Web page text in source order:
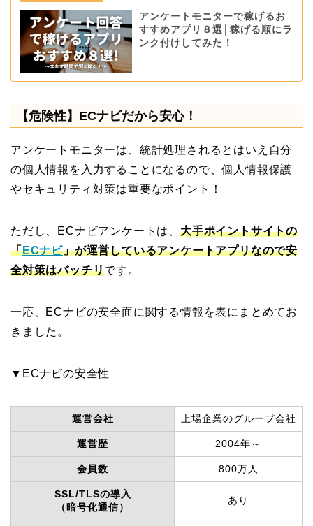
アンケートモニターで稼げるお
すすめアプリ８選│稼げる順にラ
ンク付けしてみた！
【危険性】ECナビだから安心！
アンケートモニターは、統計処理されるとはいえ自分
の個人情報を入力することになるので、個人情報保護
やセキュリティ対策は重要なポイント！
ただし、ECナビアンケートは、 大手ポイントサイトの
「ECナビ」が運営しているアンケートアプリなので安
全対策はバッチリです。
一応、ECナビの安全面に関する情報を表にまとめてお
きました。
▼ECナビの安全性
運営会社 上場企業のグループ会社
運営歴 2004年～
会員数 800万人
SSL/TLSの導入
（暗号化通信）
あり